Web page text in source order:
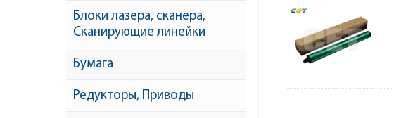
Блоки лазера, сканера,
Сканирующие линейки
Бумага
Редукторы, Приводы